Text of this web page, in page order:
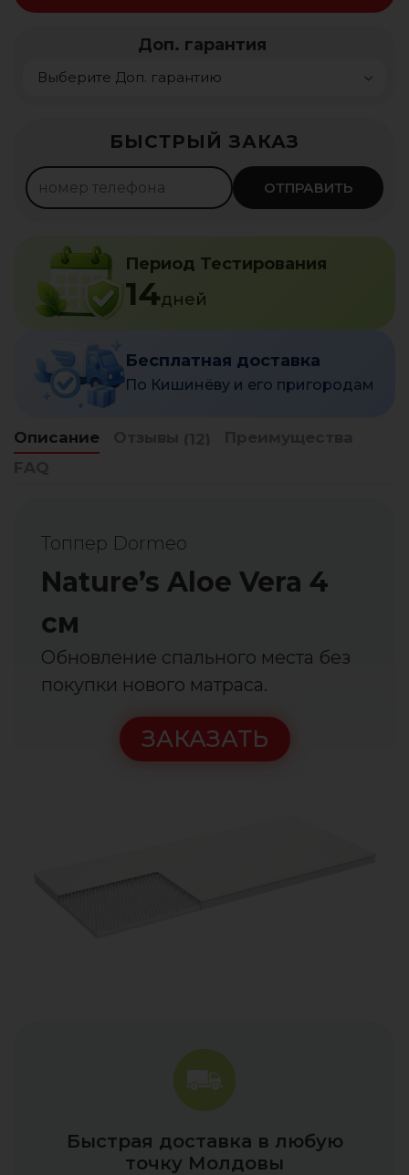
БЫСТРЫЙ ЗАКАЗ
ОТПРАВИТЬ
Период Тестирования
14дней
Бесплатная доставка
По Кишинёву и его пригородам
Доп. гарантия
425леев ×4мес.
Оформить
Описание
Топпер Dormeo
Nature’s Aloe Vera 4
см
Обновление спального места без
покупки нового матраса.
ЗАКАЗАТЬ
Быстрая доставка в любую
точку Молдовы